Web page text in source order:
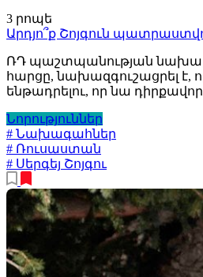
3 րոպե
Արդյո՞ք Շոյգուն
ՌԴ պաշտպանության
հարցը, նախազգուշացրել է,
ենթադրելու, որ նա
Նորություններ
# Նախագահներ
# Ռուսաստան
# Սերգեյ Շոյգու